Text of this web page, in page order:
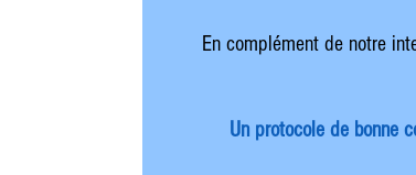
En complément de notre
Un protocole de bonne